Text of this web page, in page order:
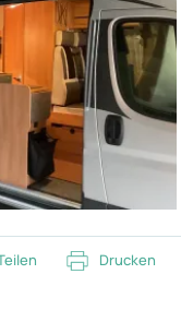
Drucken